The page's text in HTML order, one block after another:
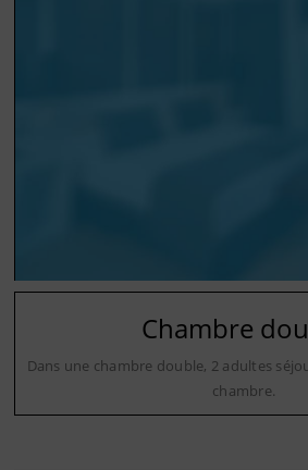
Chambre
Dans une chambre double, 2 adultes
chambre.